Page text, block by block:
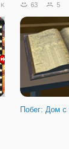
63 5
Побег: Дом с